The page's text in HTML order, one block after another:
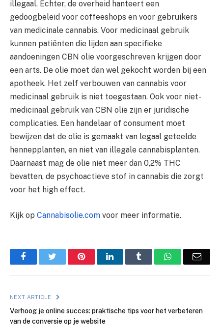
illegaal. Echter, de overheid hanteert een
gedoogbeleid voor coffeeshops en voor gebruikers
van medicinale cannabis. Voor medicinaal gebruik
kunnen patiënten die lijden aan specifieke
aandoeningen CBN olie voorgeschreven krijgen door
een arts. De olie moet dan wel gekocht worden bij een
apotheek. Het zelf verbouwen van cannabis voor
medicinaal gebruik is niet toegestaan. Ook voor niet-
medicinaal gebruik van CBN olie zijn er juridische
complicaties. Een handelaar of consument moet
bewijzen dat de olie is gemaakt van legaal geteelde
hennepplanten, en niet van illegale cannabisplanten.
Daarnaast mag de olie niet meer dan 0,2% THC
bevatten, de psychoactieve stof in cannabis die zorgt
voor het high effect.
Kijk op Cannabisolie.com voor meer informatie.
FacebookTwitter PinterestLinkedIn Tumblr WhatsApp
NEXT ARTICLE
Verhoog je online succes: praktische tips voor het verbeteren
van de conversie op je website